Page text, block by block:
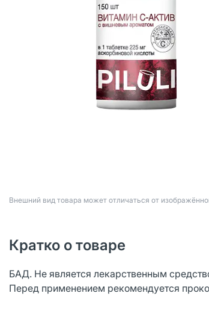
Bнешний вид товара может отличаться от
Кратко о товаре
БАД. Не является лекарственным
Перед применением рекомендуется